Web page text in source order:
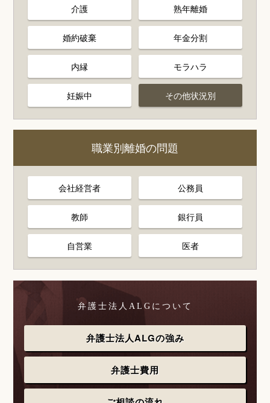
介護 熟年離婚
婚約破棄 年金分割
内縁 モラハラ
妊娠中 その他状況別
職業別離婚の問題
会社経営者 公務員
教師 銀行員
自営業 医者
弁護士法人ALGについて
弁護士法人ALGの強み
弁護士費用